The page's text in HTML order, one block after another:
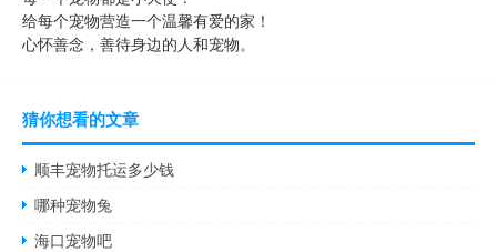
给每个宠物营造一个温馨有爱的家！
心怀善念，善待身边的人和宠物。
猜你想看的文章
顺丰宠物托运多少钱
哪种宠物兔
海口宠物吧